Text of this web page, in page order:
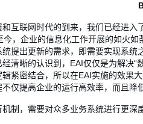
互联网时代的到来，我们已经进
，企业的信息化工作开展的如火
提出更新的需求，即需要实现系
清晰的认识到，EAI仅仅是为解决
紧密结合，所以在EAI实施的效果
仅提高企业的运行高效率，而且
制，需要对众多业务系统进行更